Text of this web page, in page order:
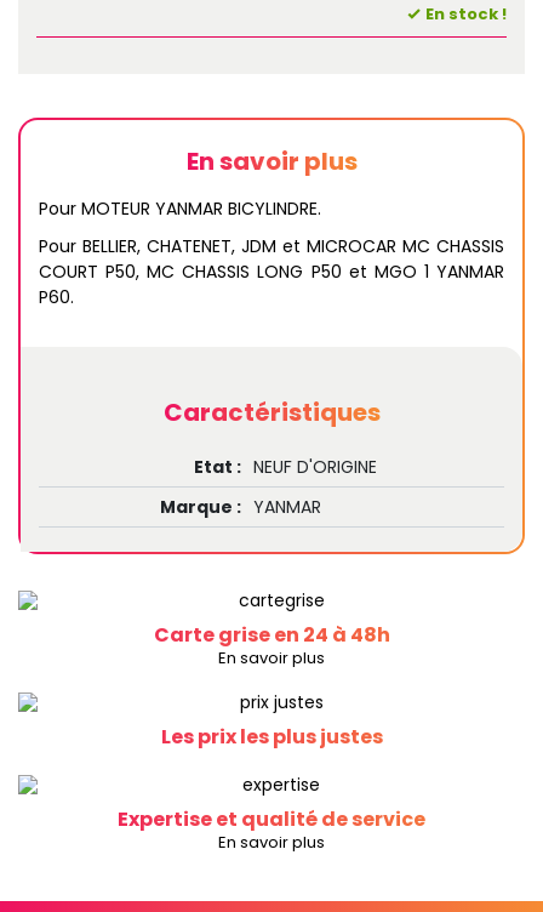
En stock !
En savoir plus
Pour MOTEUR YANMAR BICYLINDRE.
Pour BELLIER, CHATENET, JDM et MICROCAR MC CHASSIS
COURT P50, MC CHASSIS LONG P50 et MGO 1 YANMAR
P60.
Caractéristiques
Etat : NEUF D'ORIGINE
Marque : YANMAR
Carte grise en 24 à 48h
En savoir plus
Les prix les plus justes
Expertise et qualité de service
En savoir plus